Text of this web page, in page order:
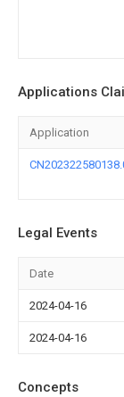
Applications
Application
Legal Events
Date
2024-04-16
2024-04-16
Concepts